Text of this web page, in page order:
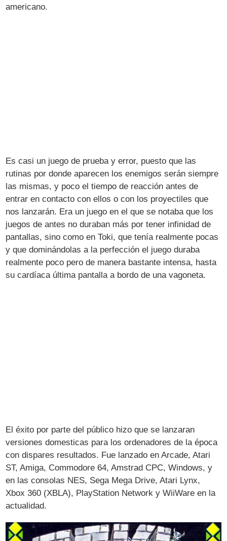
americano.
Es casi un juego de prueba y error, puesto que las
rutinas por donde aparecen los enemigos serán siempre
las mismas, y poco el tiempo de reacción antes de
entrar en contacto con ellos o con los proyectiles que
nos lanzarán. Era un juego en el que se notaba que los
juegos de antes no duraban más por tener infinidad de
pantallas, sino como en Toki, que tenía realmente pocas
y que dominándolas a la perfección el juego duraba
realmente poco pero de manera bastante intensa, hasta
su cardíaca última pantalla a bordo de una vagoneta.
El éxito por parte del público hizo que se lanzaran
versiones domesticas para los ordenadores de la época
con dispares resultados. Fue lanzado en Arcade, Atari
ST, Amiga, Commodore 64, Amstrad CPC, Windows, y
en las consolas NES, Sega Mega Drive, Atari Lynx,
Xbox 360 (XBLA), PlayStation Network y WiiWare en la
actualidad.